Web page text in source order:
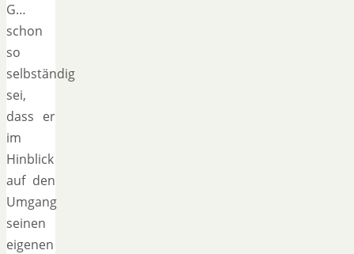
G…
schon
so
selbständig
sei,
dass er
im
Hinblick
auf den
Umgang
seinen
eigenen